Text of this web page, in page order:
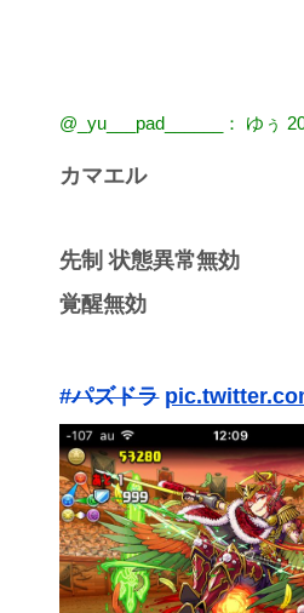
@_yu___pad______： ゆぅ
カマエル
先制 状態異常無効
覚醒無効
#パズドラ